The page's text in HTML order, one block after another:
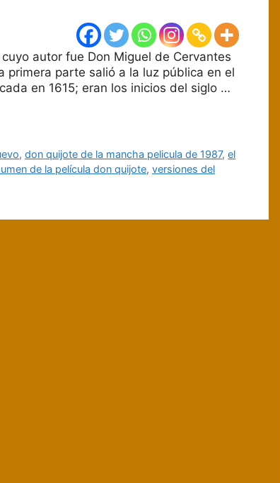
cuyo autor fue Don Miguel de Cervantes
primera parte salió a la luz pública en el
en 1615; eran los inicios del siglo …
,don quijote de la mancha pelicula de 1987,el
de la película don quijote, versiones del